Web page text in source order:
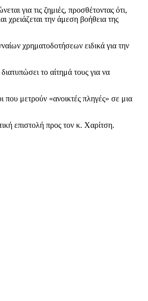
για τις ζημιές, προσθέτοντας ότι,
την άμεση βοήθεια της
χρηματοδοτήσεων ειδικά για την
το αίτημά τους για να
μετρούν «ανοικτές πληγές» σε μια
επιστολή προς τον κ. Χαρίτση.